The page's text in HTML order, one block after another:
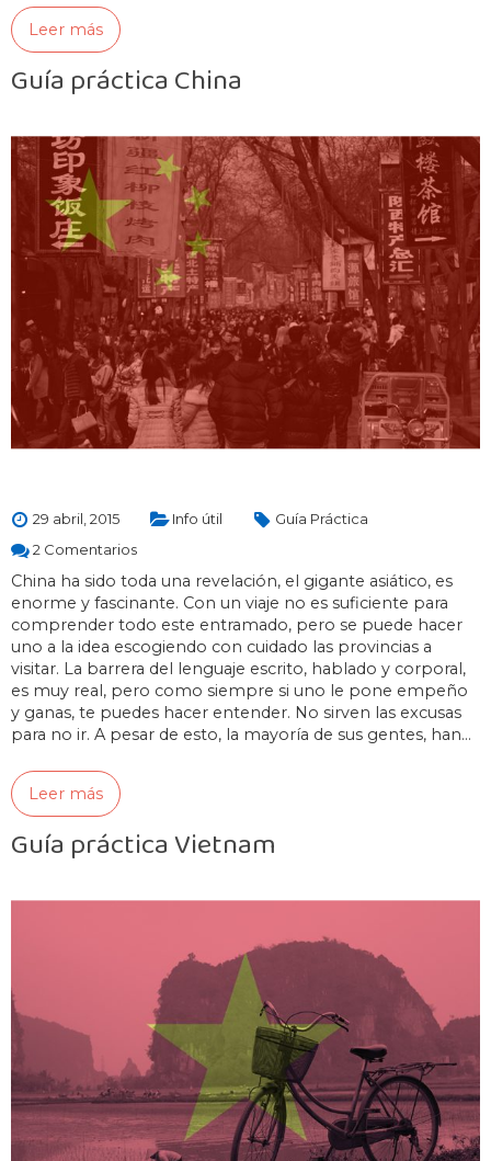
Leer más
Guía práctica China
29 abril, 2015 Info útil
Guía Práctica
2 Comentarios
China ha sido toda una revelación, el gigante asiático, es
enorme y fascinante. Con un viaje no es suficiente para
comprender todo este entramado, pero se puede hacer
uno a la idea escogiendo con cuidado las provincias a
visitar. La barrera del lenguaje escrito, hablado y corporal,
es muy real, pero como siempre si uno le pone empeño
y ganas, te puedes hacer entender. No sirven las excusas
para no ir. A pesar de esto, la mayoría de sus gentes, han…
Leer más
Guía práctica Vietnam